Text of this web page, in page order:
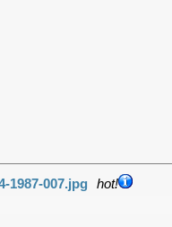
1987-007.jpg hot!